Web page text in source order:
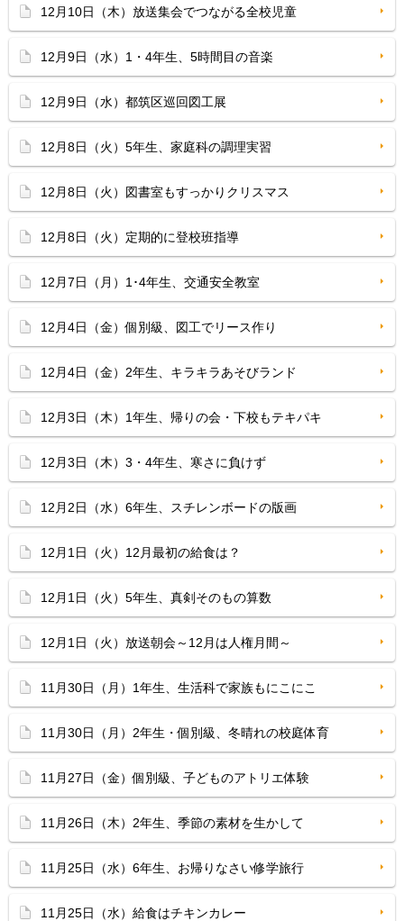
12月10日（木）放送集会でつながる全校児童
12月9日（水）1・4年生、5時間目の音楽
12月9日（水）都筑区巡回図工展
12月8日（火）5年生、家庭科の調理実習
12月8日（火）図書室もすっかりクリスマス
12月8日（火）定期的に登校班指導
12月7日（月）1･4年生、交通安全教室
12月4日（金）個別級、図工でリース作り
12月4日（金）2年生、キラキラあそびランド
12月3日（木）1年生、帰りの会・下校もテキパキ
12月3日（木）3・4年生、寒さに負けず
12月2日（水）6年生、スチレンボードの版画
12月1日（火）12月最初の給食は？
12月1日（火）5年生、真剣そのもの算数
12月1日（火）放送朝会～12月は人権月間～
11月30日（月）1年生、生活科で家族もにこにこ
11月30日（月）2年生・個別級、冬晴れの校庭体育
11月27日（金）個別級、子どものアトリエ体験
11月26日（木）2年生、季節の素材を生かして
11月25日（水）6年生、お帰りなさい修学旅行
11月25日（水）給食はチキンカレー